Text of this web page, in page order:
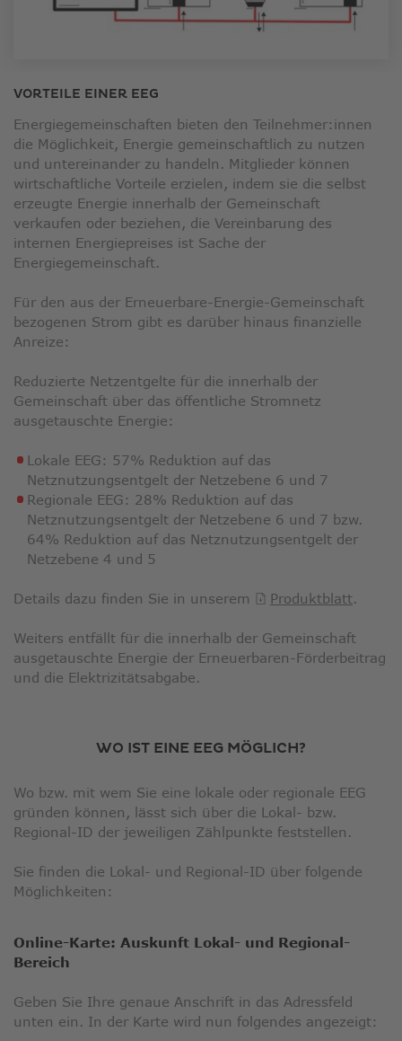
VORTEILE EINER EEG
Energiegemeinschaften bieten den Teilnehmer:innen
die Möglichkeit, Energie gemeinschaftlich zu nutzen
und untereinander zu handeln. Mitglieder können
wirtschaftliche Vorteile erzielen, indem sie die selbst
erzeugte Energie innerhalb der Gemeinschaft
verkaufen oder beziehen, die Vereinbarung des
internen Energiepreises ist Sache der
Energiegemeinschaft.
Für den aus der Erneuerbare-Energie-Gemeinschaft
bezogenen Strom gibt es darüber hinaus finanzielle
Anreize:
Reduzierte Netzentgelte für die innerhalb der
Gemeinschaft über das öffentliche Stromnetz
ausgetauschte Energie:
Lokale EEG: 57% Reduktion auf das
Netznutzungsentgelt der Netzebene 6 und 7
Regionale EEG: 28% Reduktion auf das
Netznutzungsentgelt der Netzebene 6 und 7 bzw.
64% Reduktion auf das Netznutzungsentgelt der
Netzebene 4 und 5
Details dazu finden Sie in unserem Produktblatt.
Weiters entfällt für die innerhalb der Gemeinschaft
ausgetauschte Energie der Erneuerbaren-Förderbeitrag
und die Elektrizitätsabgabe.
WO IST EINE EEG MÖGLICH?
Wo bzw. mit wem Sie eine lokale oder regionale EEG
gründen können, lässt sich über die Lokal- bzw.
Regional-ID der jeweiligen Zählpunkte feststellen.
Sie finden die Lokal- und Regional-ID über folgende
Möglichkeiten:
Online-Karte: Auskunft Lokal- und Regional-
Bereich
Geben Sie Ihre genaue Anschrift in das Adressfeld
unten ein. In der Karte wird nun folgendes angezeigt: